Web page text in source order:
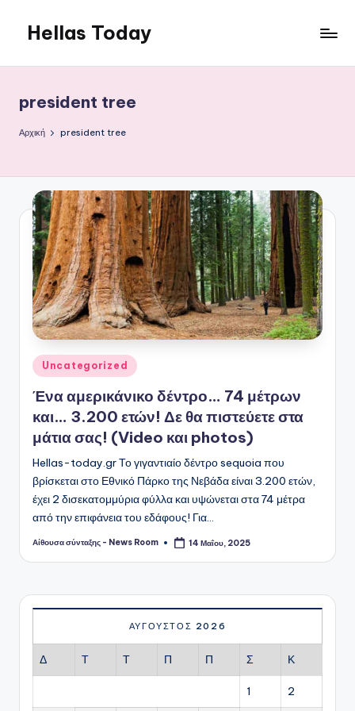
Μετάβαση
περιεχόμενο
Hellas Today
president tree
Αρχική president tree
Αναρτήθηκε
σε
Uncategorized
Ένα αμερικάνικο δέντρο… 74 μέτρων
και… 3.200 ετών! Δε θα πιστεύετε στα
μάτια σας! (Video και photos)
Hellas-today.gr Το γιγαντιαίο δέντρο sequoia που
βρίσκεται στο Εθνικό Πάρκο της Νεβάδα είναι 3.200 ετών,
έχει 2 δισεκατομμύρια φύλλα και υψώνεται στα 74 μέτρα
από την επιφάνεια του εδάφους! Για…
Συγγραφέας:
Αίθουσα σύνταξης - News Room 14 Μαΐου, 2025
ΑΎΓΟΥΣΤΟΣ 2026
Δ Τ Τ Π Π Σ Κ
1 2